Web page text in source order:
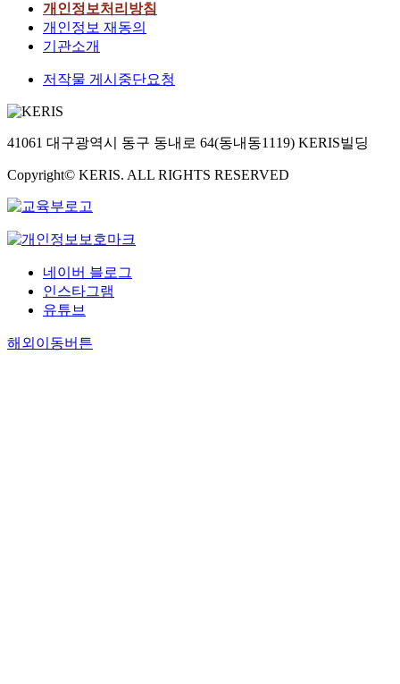
개인정보처리방침
개인정보 재동의
기관소개
저작물 게시중단요청
41061 대구광역시 동구 동내로 64(동내동1119) KERIS빌딩
Copyright© KERIS. ALL RIGHTS RESERVED
네이버 블로그
인스타그램
유튜브
해외이동버튼